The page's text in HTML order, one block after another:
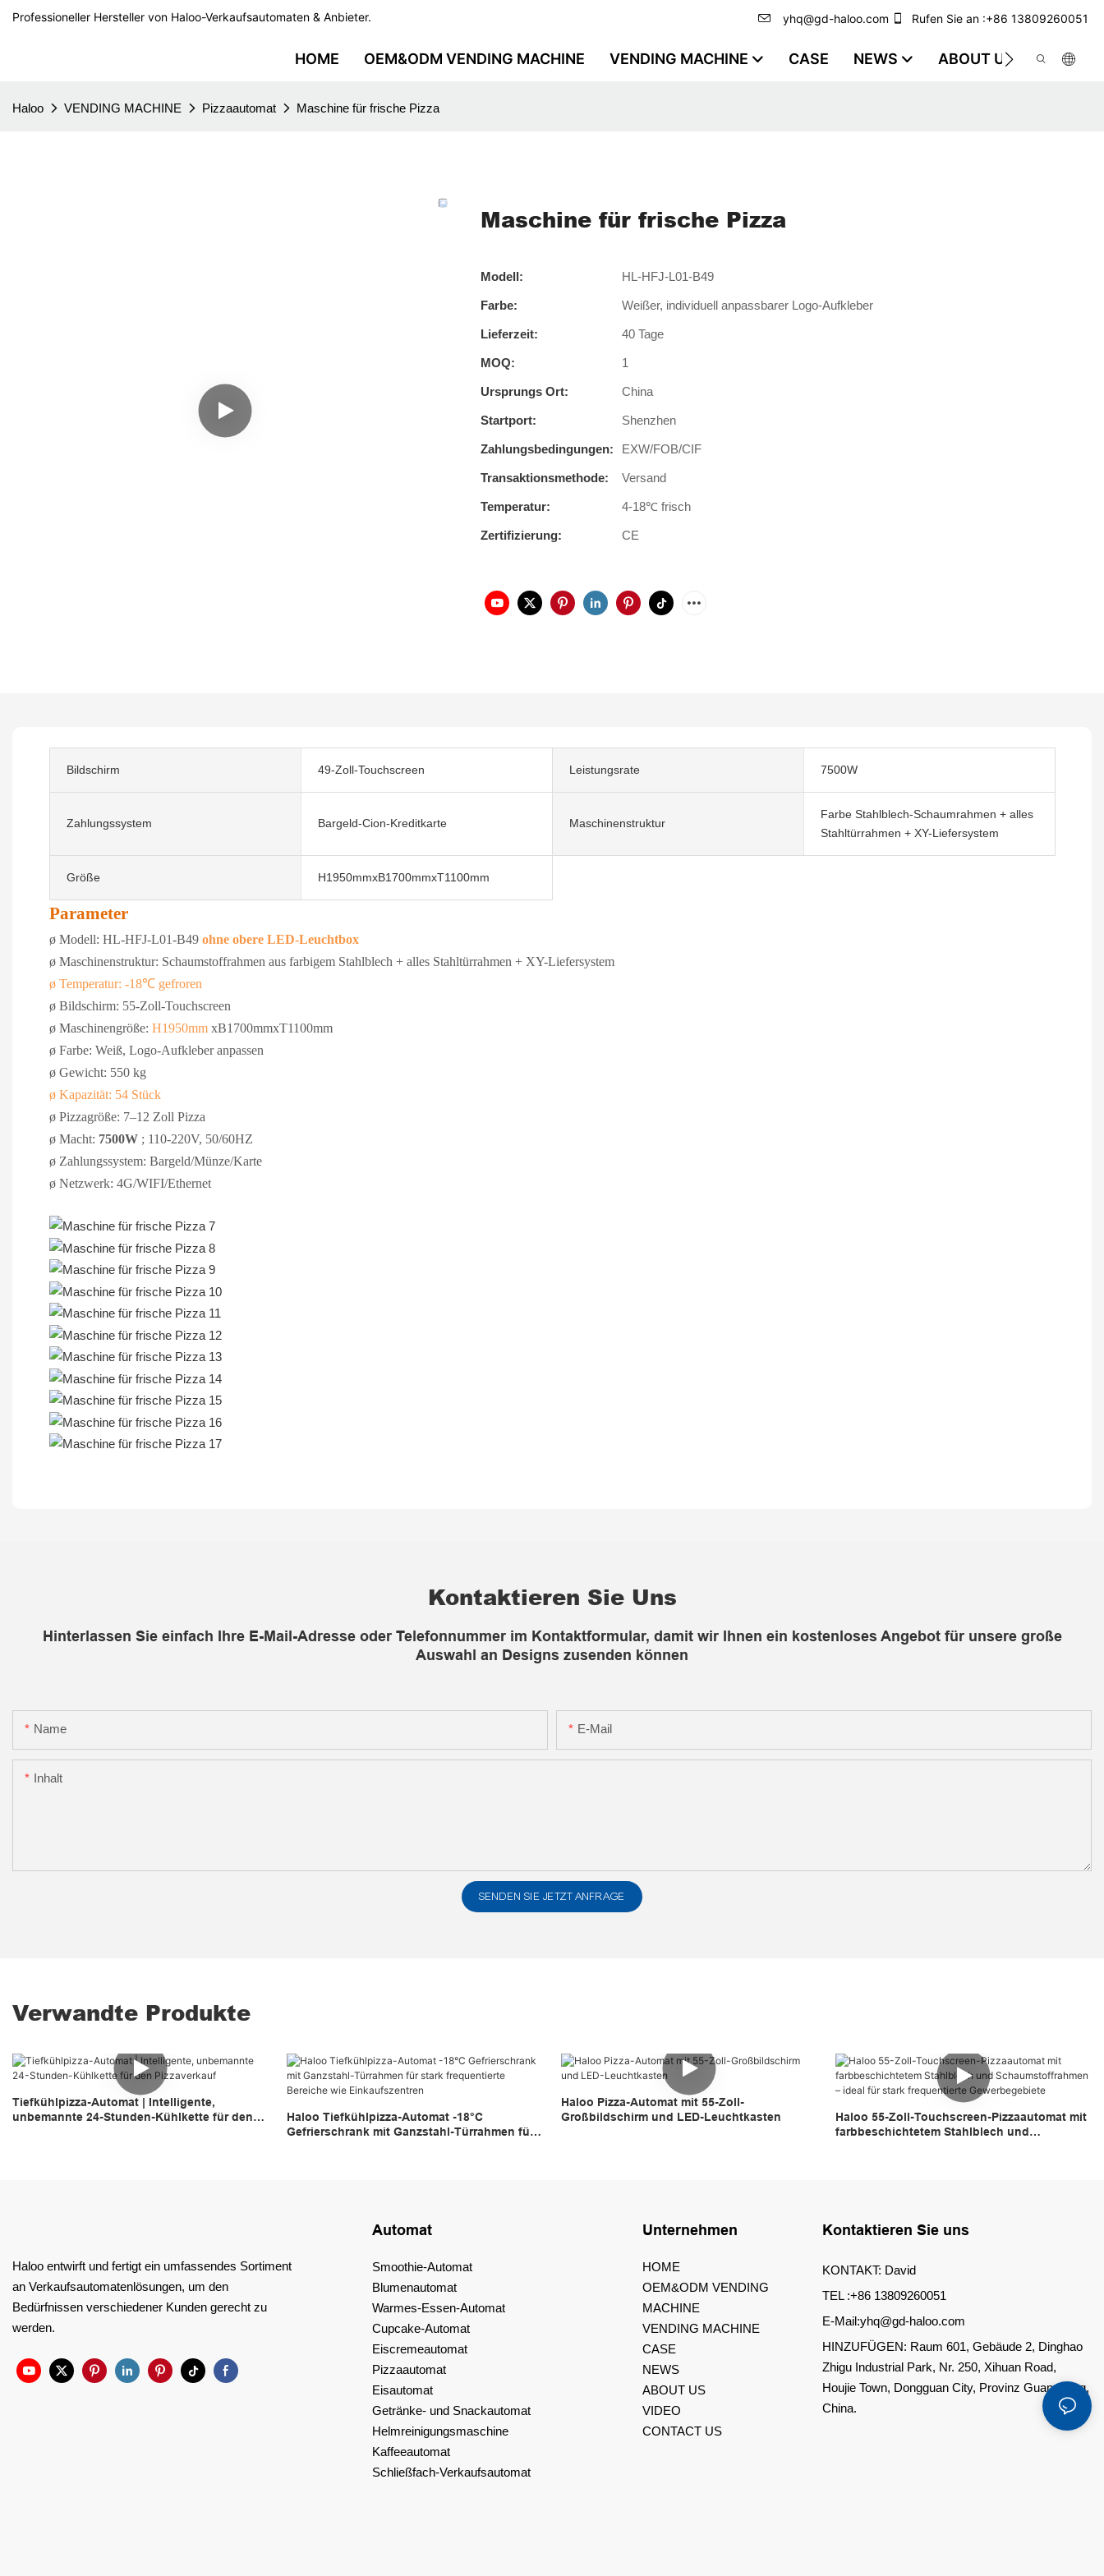
Professioneller Hersteller von Haloo-Verkaufsautomaten & Anbieter. yhq@gd-haloo.com Rufen Sie an :+86 13809260051
HOME OEM&ODM VENDING MACHINE VENDING MACHINE CASE NEWS ABOUT US VIDEO
Haloo VENDING MACHINE Pizzaautomat Maschine für frische Pizza
Maschine für frische Pizza
Modell: HL-HFJ-L01-B49
Farbe: Weißer, individuell anpassbarer Logo-Aufkleber
Lieferzeit: 40 Tage
MOQ: 1
Ursprungs Ort: China
Startport: Shenzhen
Zahlungsbedingungen: EXW/FOB/CIF
Transaktionsmethode: Versand
Temperatur: 4-18℃ frisch
Zertifizierung: CE
Bildschirm 49-Zoll-Touchscreen Leistungsrate 7500W
Zahlungssystem Bargeld-Cion-Kreditkarte Maschinenstruktur
Farbe Stahlblech-Schaumrahmen + alles
Stahltürrahmen + XY-Liefersystem
Größe H1950mmxB1700mmxT1100mm
Parameter
ø Modell: HL-HFJ-L01-B49 ohne obere LED-Leuchtbox
ø Maschinenstruktur: Schaumstoffrahmen aus farbigem Stahlblech + alles Stahltürrahmen + XY-Liefersystem
ø Temperatur: -18℃ gefroren
ø Bildschirm: 55-Zoll-Touchscreen
ø Maschinengröße: H1950mm xB1700mmxT1100mm
ø Farbe: Weiß, Logo-Aufkleber anpassen
ø Gewicht: 550 kg
ø Kapazität: 54 Stück
ø Pizzagröße: 7–12 Zoll Pizza
ø Macht: 7500W ; 110-220V, 50/60HZ
ø Zahlungssystem: Bargeld/Münze/Karte
ø Netzwerk: 4G/WIFI/Ethernet
Kontaktieren Sie Uns
Hinterlassen Sie einfach Ihre E-Mail-Adresse oder Telefonnummer im Kontaktformular, damit wir Ihnen ein kostenloses Angebot für unsere große
Auswahl an Designs zusenden können
Name E-Mail
Inhalt
SENDEN SIE JETZT ANFRAGE
Verwandte Produkte
Tiefkühlpizza-Automat | Intelligente,
unbemannte 24-Stunden-Kühlkette für den
Haloo Tiefkühlpizza-Automat -18°C
Gefrierschrank mit Ganzstahl-Türrahmen für
Haloo Pizza-Automat mit 55-Zoll-
Großbildschirm und LED-Leuchtkasten
Haloo 55-Zoll-Touchscreen-Pizzaautomat mit
farbbeschichtetem Stahlblech und
Haloo entwirft und fertigt ein umfassendes Sortiment
an Verkaufsautomatenlösungen, um den
Bedürfnissen verschiedener Kunden gerecht zu
werden.
Automat
Smoothie-Automat
Blumenautomat
Warmes-Essen-Automat
Cupcake-Automat
Eiscremeautomat
Pizzaautomat
Eisautomat
Getränke- und Snackautomat
Helmreinigungsmaschine
Kaffeeautomat
Schließfach-Verkaufsautomat
Unternehmen
HOME
OEM&ODM VENDING
MACHINE
VENDING MACHINE
CASE
NEWS
ABOUT US
VIDEO
CONTACT US
Kontaktieren Sie uns
KONTAKT: David
TEL :+86 13809260051
E-Mail:yhq@gd-haloo.com
HINZUFÜGEN: Raum 601, Gebäude 2, Dinghao
Zhigu Industrial Park, Nr. 250, Xihuan Road,
Houjie Town, Dongguan City, Provinz Guangdong,
China.